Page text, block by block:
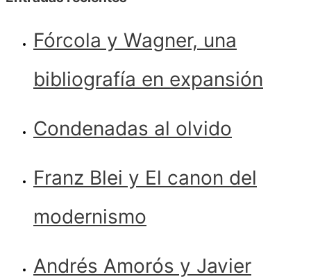
Fórcola y Wagner, una
bibliografía en expansión
Condenadas al olvido
Franz Blei y El canon del
modernismo
Andrés Amorós y Javier